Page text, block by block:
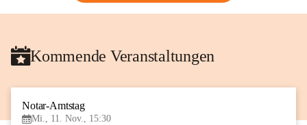
Kommende Veranstaltungen
Notar-Amtstag
Mi., 11. Nov., 15:30